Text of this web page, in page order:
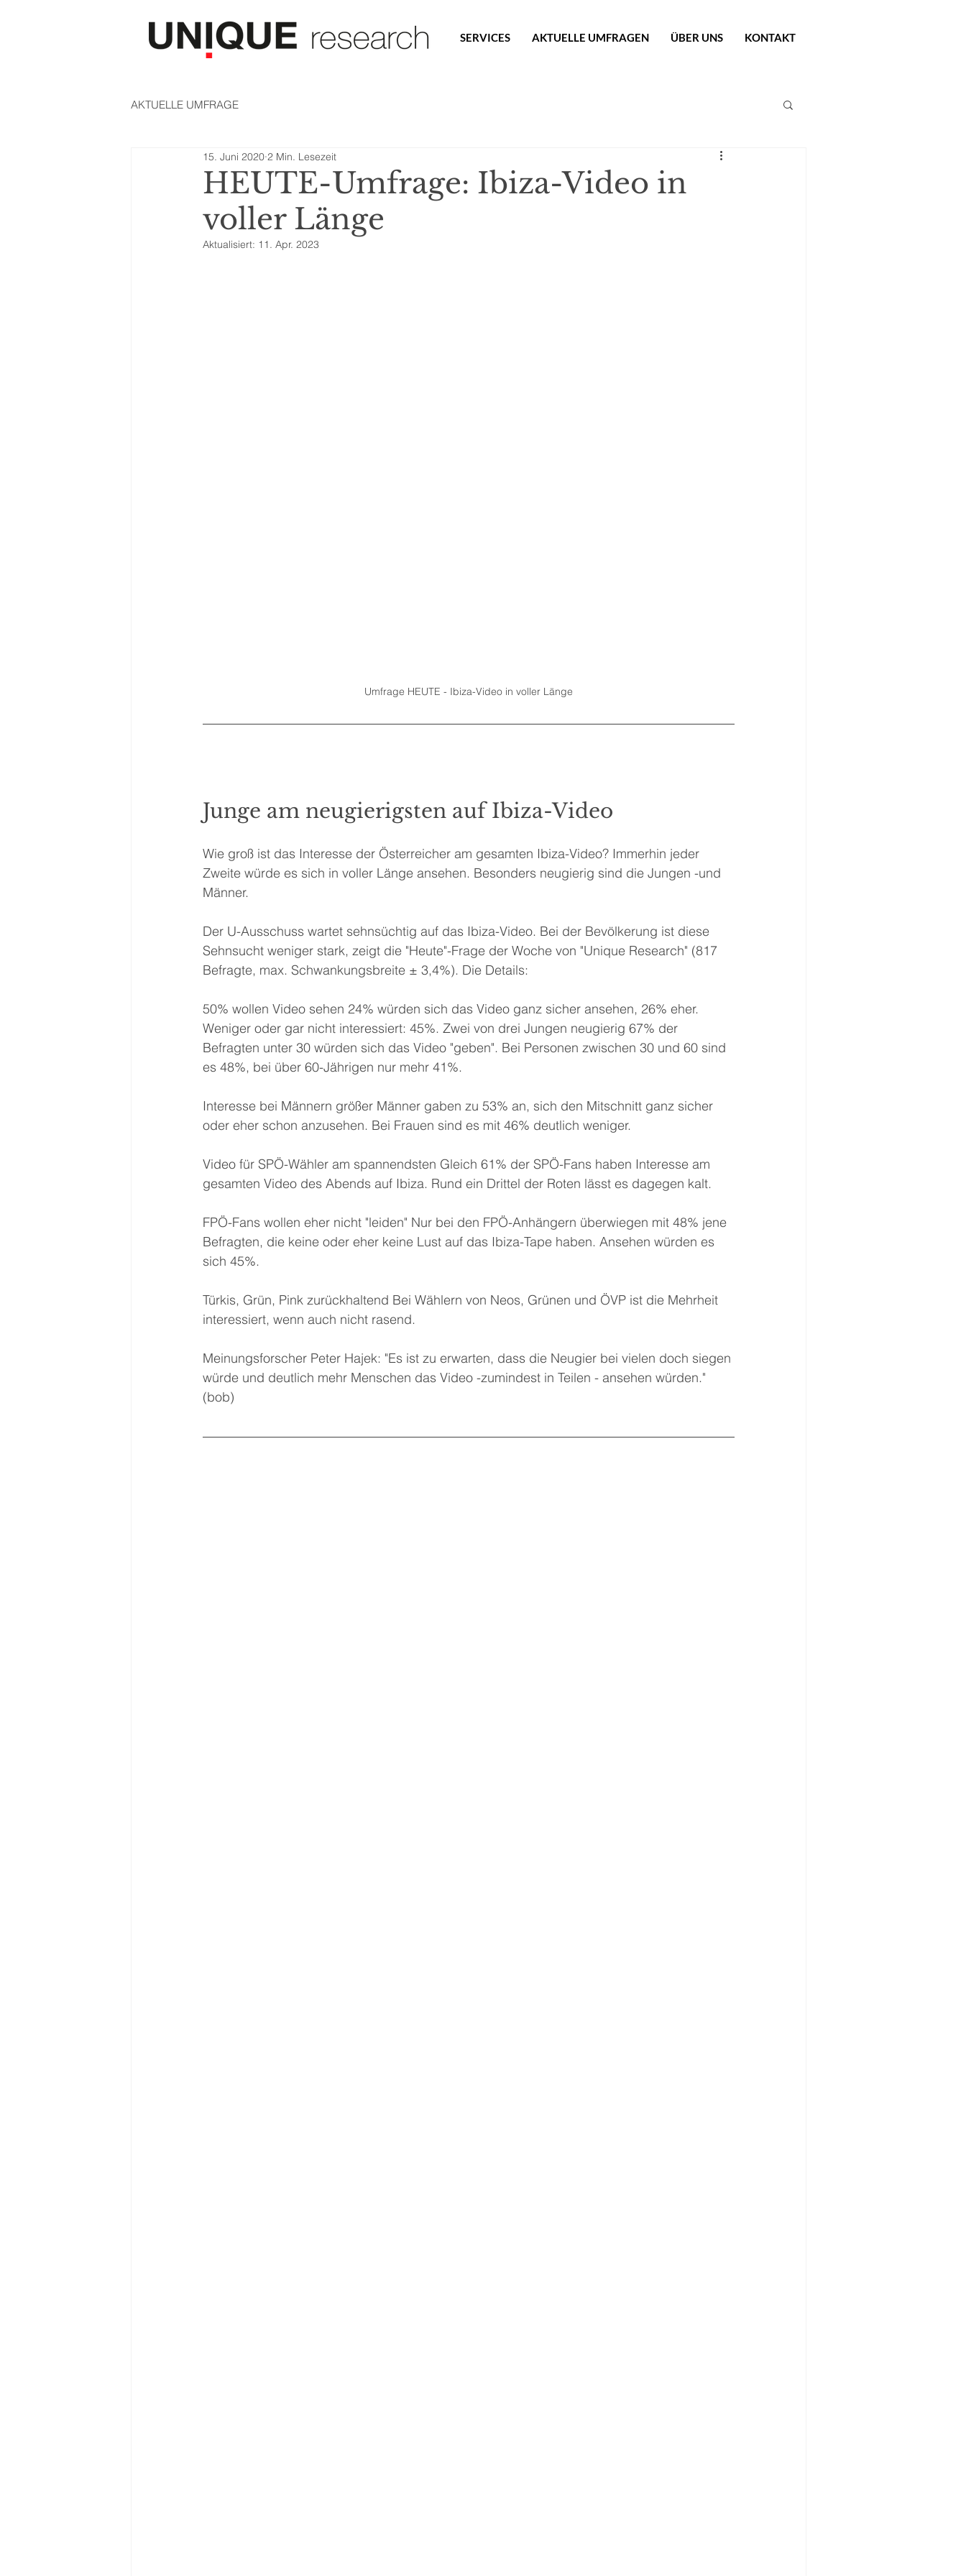
SERVICES AKTUELLE UMFRAGEN ÜBER UNS KONTAKT
AKTUELLE UMFRAGE
HEUTE-Umfrage: Ibiza-Video in
voller Länge
15. Juni 2020 2 Min. Lesezeit
Aktualisiert: 11. Apr. 2023
Umfrage HEUTE - Ibiza-Video in voller Länge
Junge am neugierigsten auf Ibiza-Video
Wie groß ist das Interesse der Österreicher am gesamten Ibiza-Video? Immerhin jeder
Zweite würde es sich in voller Länge ansehen. Besonders neugierig sind die Jungen -und
Männer.
Der U-Ausschuss wartet sehnsüchtig auf das Ibiza-Video. Bei der Bevölkerung ist diese
Sehnsucht weniger stark, zeigt die "Heute"-Frage der Woche von "Unique Research" (817
Befragte, max. Schwankungsbreite ± 3,4%). Die Details:
50% wollen Video sehen 24% würden sich das Video ganz sicher ansehen, 26% eher.
Weniger oder gar nicht interessiert: 45%. Zwei von drei Jungen neugierig 67% der
Befragten unter 30 würden sich das Video "geben". Bei Personen zwischen 30 und 60 sind
es 48%, bei über 60-Jährigen nur mehr 41%.
Interesse bei Männern größer Männer gaben zu 53% an, sich den Mitschnitt ganz sicher
oder eher schon anzusehen. Bei Frauen sind es mit 46% deutlich weniger.
Video für SPÖ-Wähler am spannendsten Gleich 61% der SPÖ-Fans haben Interesse am
gesamten Video des Abends auf Ibiza. Rund ein Drittel der Roten lässt es dagegen kalt.
FPÖ-Fans wollen eher nicht "leiden" Nur bei den FPÖ-Anhängern überwiegen mit 48% jene
Befragten, die keine oder eher keine Lust auf das Ibiza-Tape haben. Ansehen würden es
sich 45%.
Türkis, Grün, Pink zurückhaltend Bei Wählern von Neos, Grünen und ÖVP ist die Mehrheit
interessiert, wenn auch nicht rasend.
Meinungsforscher Peter Hajek: "Es ist zu erwarten, dass die Neugier bei vielen doch siegen
würde und deutlich mehr Menschen das Video -zumindest in Teilen - ansehen würden."
(bob)